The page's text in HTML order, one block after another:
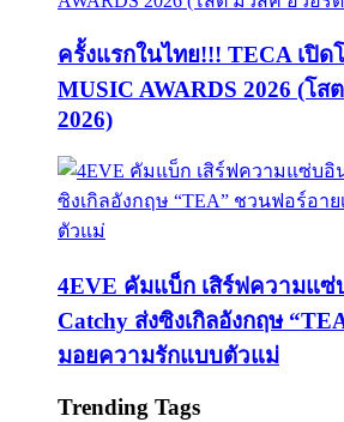
ครั้งแรกในไทย!!! TECA เปิด
MUSIC AWARDS 2026 (โ
2026)
4EVE คัมแบ็ก เสิร์ฟความแซ่
Catchy ส่งซิงเกิลอังกฤษ
มอยความรักแบบตัวแม่
Trending Tags